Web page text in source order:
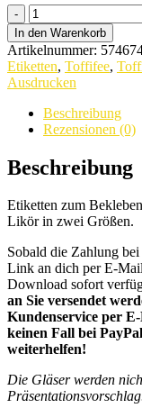
Etiketten
für
Toffifee-
Likör
|
Vorlage
zum
Ausdrucken
quantity
In den Warenkorb
Artikelnummer:
Etiketten, Toffifee,
Ausdrucken
Beschreibung
Rezensionen (0)
Beschreibung
Etiketten zum
Likör in zwei Größen.
Sobald die Zahlung
Link an dich per E-
Download sofort
an Sie versendet
Kundenservice per
keinen Fall bei
weiterhelfen!
Die Gläser werden